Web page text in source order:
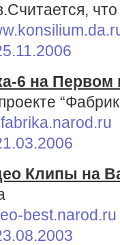
что
6 на Первом
Клипы на
best.narod.ru